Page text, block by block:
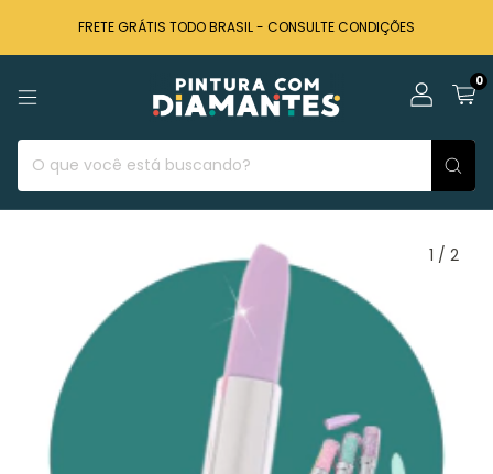
FRETE GRÁTIS TODO BRASIL - CONSULTE CONDIÇÕES
0
1 / 2